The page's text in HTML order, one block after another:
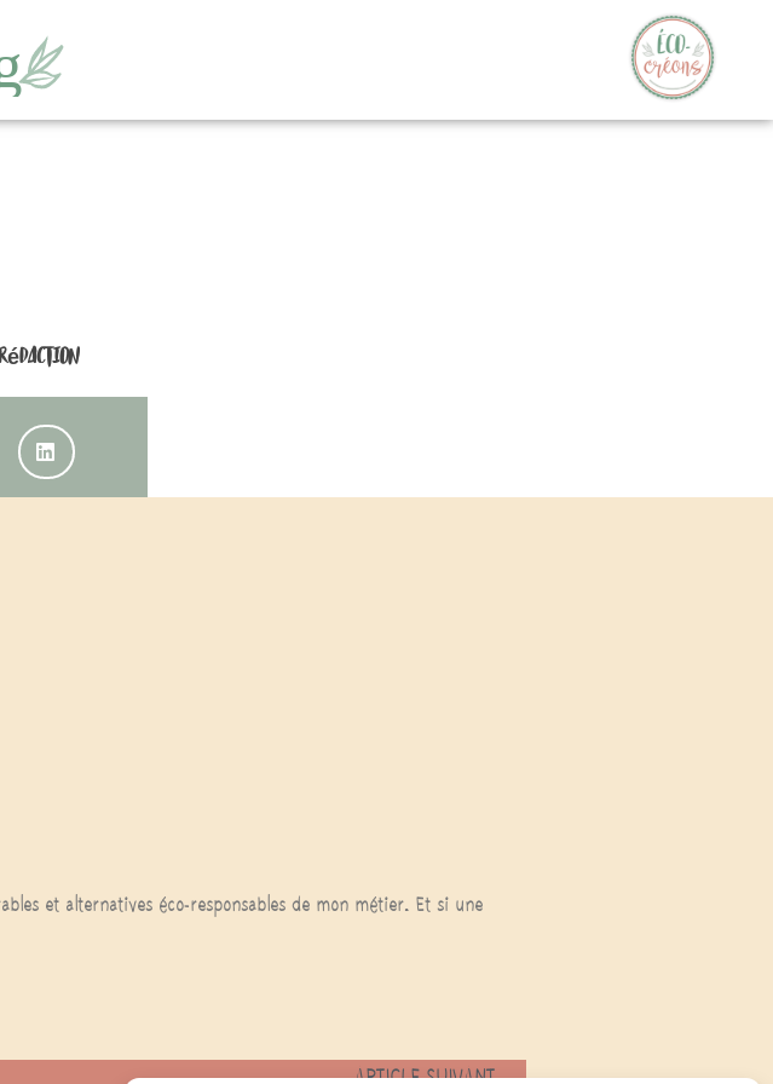
et alternatives éco-responsables de mon métier. Et si une
ARTICLE SUIVANT